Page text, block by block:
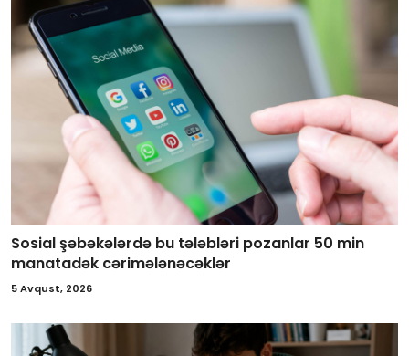
Sosial şəbəkələrdə bu tələbləri pozanlar 50 min
manatadək cərimələnəcəklər
5 Avqust, 2026